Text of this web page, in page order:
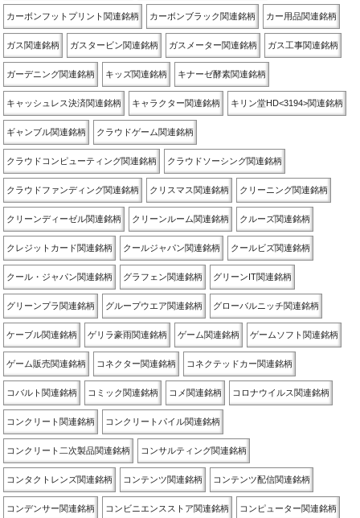
カーボンフットプリント関連銘柄 カーボンブラック関連銘柄 カー用品関連銘柄
ガス関連銘柄 ガスタービン関連銘柄 ガスメーター関連銘柄 ガス工事関連銘柄
ガーデニング関連銘柄 キッズ関連銘柄 キナーゼ酵素関連銘柄
キャッシュレス決済関連銘柄 キャラクター関連銘柄 キリン堂HD<3194>関連銘柄
ギャンブル関連銘柄 クラウドゲーム関連銘柄
クラウドコンピューティング関連銘柄 クラウドソーシング関連銘柄
クラウドファンディング関連銘柄 クリスマス関連銘柄 クリーニング関連銘柄
クリーンディーゼル関連銘柄 クリーンルーム関連銘柄 クルーズ関連銘柄
クレジットカード関連銘柄 クールジャパン関連銘柄 クールビズ関連銘柄
クール・ジャパン関連銘柄 グラフェン関連銘柄 グリーンIT関連銘柄
グリーンプラ関連銘柄 グループウエア関連銘柄 グローバルニッチ関連銘柄
ケーブル関連銘柄 ゲリラ豪雨関連銘柄 ゲーム関連銘柄 ゲームソフト関連銘柄
ゲーム販売関連銘柄 コネクター関連銘柄 コネクテッドカー関連銘柄
コバルト関連銘柄 コミック関連銘柄 コメ関連銘柄 コロナウイルス関連銘柄
コンクリート関連銘柄 コンクリートパイル関連銘柄
コンクリート二次製品関連銘柄 コンサルティング関連銘柄
コンタクトレンズ関連銘柄 コンテンツ関連銘柄 コンテンツ配信関連銘柄
コンデンサー関連銘柄 コンビニエンスストア関連銘柄 コンピューター関連銘柄